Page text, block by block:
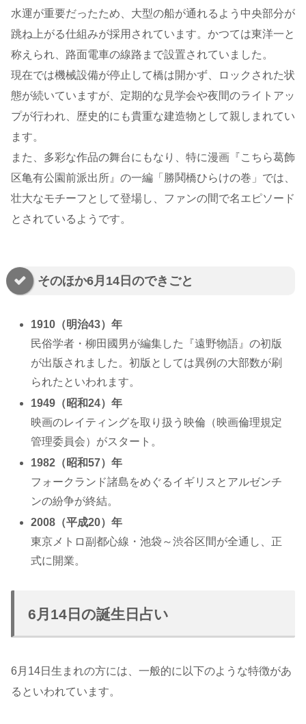
水運が重要だったため、大型の船が通れるよう中央部分が
跳ね上がる仕組みが採用されています。かつては東洋一と
称えられ、路面電車の線路まで設置されていました。
現在では機械設備が停止して橋は開かず、ロックされた状
態が続いていますが、定期的な見学会や夜間のライトアッ
プが行われ、歴史的にも貴重な建造物として親しまれてい
ます。
また、多彩な作品の舞台にもなり、特に漫画『こちら葛飾
区亀有公園前派出所』の一編「勝鬨橋ひらけの巻」では、
壮大なモチーフとして登場し、ファンの間で名エピソード
とされているようです。
そのほか6月14日のできごと
1910（明治43）年
民俗学者・柳田國男が編集した『遠野物語』の初版
が出版されました。初版としては異例の大部数が刷
られたといわれます。
1949（昭和24）年
映画のレイティングを取り扱う映倫（映画倫理規定
管理委員会）がスタート。
1982（昭和57）年
フォークランド諸島をめぐるイギリスとアルゼンチ
ンの紛争が終結。
2008（平成20）年
東京メトロ副都心線・池袋～渋谷区間が全通し、正
式に開業。
6月14日の誕生日占い
6月14日生まれの方には、一般的に以下のような特徴があ
るといわれています。